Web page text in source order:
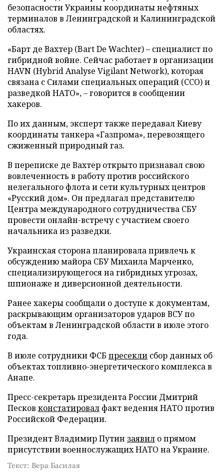
безопасности Украины координаты нефтяных
терминалов в Ленинградской и Калининградской
областях.
«Барт де Вахтер (Bart De Wachter) – специалист по
гибридной войне. Сейчас работает в организации
HAVN (Hybrid Analyse Vigilant Network), которая
связана с Силами специальных операций (ССО) и
разведкой НАТО», – говорится в сообщении
хакеров.
По их данным, эксперт также передавал Киеву
координаты танкера «Газпрома», перевозящего
сжиженный природный газ.
В переписке де Вахтер открыто признавал свою
вовлеченность в работу против российского
нелегального флота и сети культурных центров
«Русский дом». Он предлагал представителю
Центра международного сотрудничества СБУ
провести онлайн-встречу с участием своего
начальника из разведки.
Украинская сторона планировала привлечь к
обсуждению майора СБУ Михаила Марченко,
специализирующегося на гибридных угрозах,
шпионаже и диверсионной деятельности.
Ранее хакеры сообщали о доступе к документам,
раскрывающим организаторов ударов ВСУ по
объектам в Ленинградской области в июле этого
года.
В июле сотрудники ФСБ пресекли сбор данных об
объектах топливно-энергетического комплекса в
Анапе.
Пресс-секретарь президента России Дмитрий
Песков констатировал факт ведения НАТО против
Российской Федерации.
Президент Владимир Путин заявил о прямом
присутствии военнослужащих НАТО на Украине.
Текст: Вера Басилая